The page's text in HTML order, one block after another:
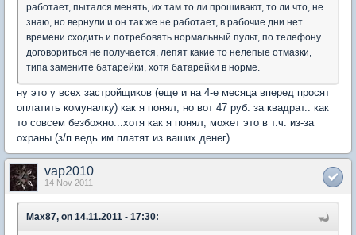
работает, пытался менять, их там то ли прошивают, то ли что, не
знаю, но вернули и он так же не работает, в рабочие дни нет
времени сходить и потребовать нормальный пульт, по телефону
договориться не получается, лепят какие то нелепые отмазки,
типа замените батарейки, хотя батарейки в норме.
ну это у всех застройщиков (еще и на 4-е месяца вперед просят
оплатить комуналку) как я понял, но вот 47 руб. за квадрат.. как
то совсем безбожно...хотя как я понял, может это в т.ч. из-за
охраны (з/п ведь им платят из ваших денег)
vap2010
14 Nov 2011
Max87, on 14.11.2011 - 17:30: